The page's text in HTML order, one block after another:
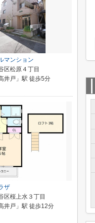
マンション
区松原４丁目
井戸」駅 徒歩5分
ザ
区桜上水３丁目
井戸」駅 徒歩12分